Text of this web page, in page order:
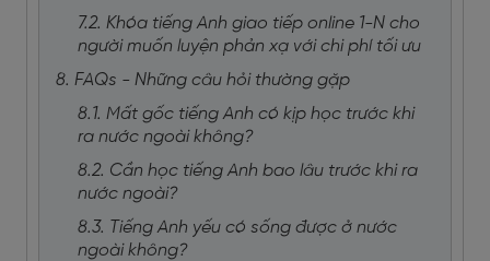
7.2. Khóa tiếng Anh giao tiếp online 1-N cho
người muốn luyện phản xạ với chi phí tối ưu
8. FAQs - Những câu hỏi thường gặp
8.1. Mất gốc tiếng Anh có kịp học trước khi
ra nước ngoài không?
8.2. Cần học tiếng Anh bao lâu trước khi ra
nước ngoài?
8.3. Tiếng Anh yếu có sống được ở nước
ngoài không?